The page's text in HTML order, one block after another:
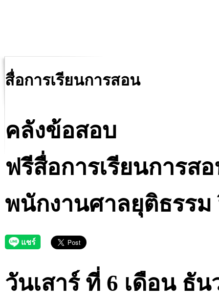
สื่อการเรียนการสอน
คลังข้อสอบ
ฟรีสื่อการเรียนการส
พนักงานศาลยุติธรรม
วันเสาร์ ที่ 6 เดือน ธั